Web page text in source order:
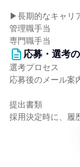
▶長期的なキャリ
管理職手当
専門職手当
応募・選考
選考プロセス
応募後のメール案
提出書類
採用決定時に、履